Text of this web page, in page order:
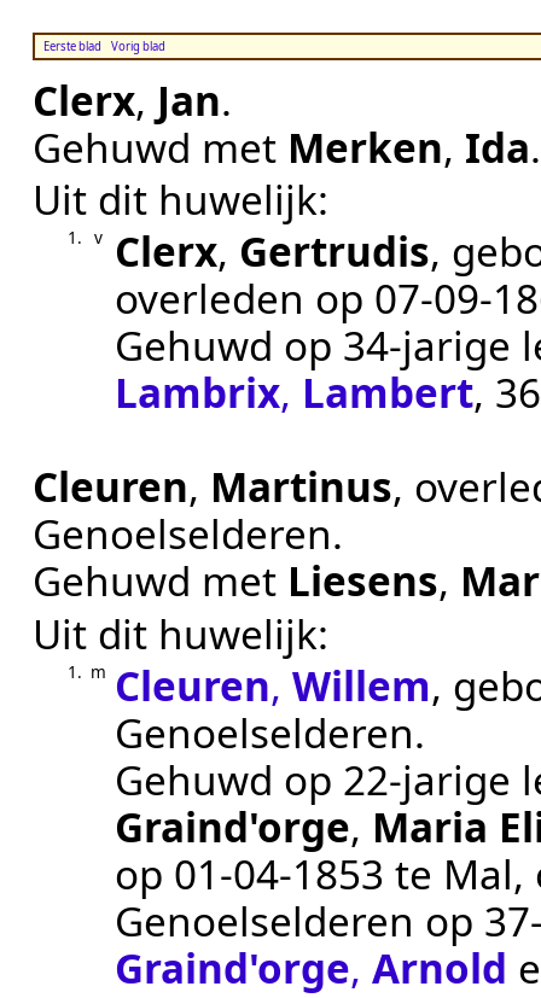
Eerste blad Vorig blad
Clerx, Jan.
Gehuwd met Merken, Ida.
Uit dit huwelijk:
1. v Clerx, Gertrudis,
overleden op
Gehuwd op 34-jarige
Lambrix, Lambert,
Cleuren, Martinus,
Genoelselderen.
Gehuwd met Liesens,
Uit dit huwelijk:
1. m Cleuren,Willem,
Genoelselderen.
Gehuwd op 22-jarige
Graind'orge, Maria
op 01‑04‑1853 te Mal,
Genoelselderen op
Graind'orge,Arnold